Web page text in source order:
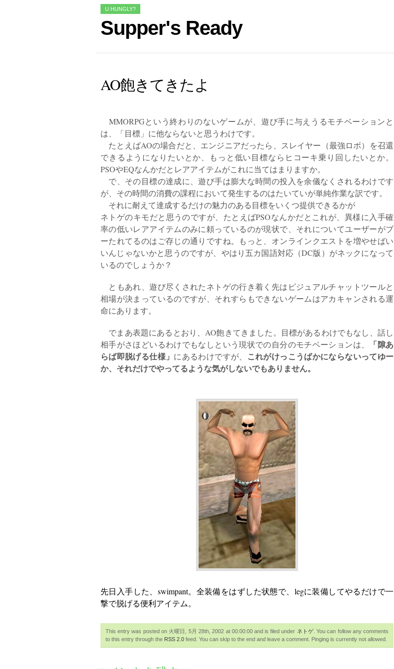
U HUNGLY?
Supper's Ready
AO飽きてきたよ
MMORPGという終わりのないゲームが、遊び手に与えうるモチベーションと
は、「目標」に他ならないと思うわけです。
たとえばAOの場合だと、エンジニアだったら、スレイヤー（最強ロボ）を召還
できるようになりたいとか、もっと低い目標ならヒコーキ乗り回したいとか。
PSOやEQなんかだとレアアイテムがこれに当てはまりますか。
で、その目標の達成に、遊び手は膨大な時間の投入を余儀なくされるわけです
が、その時間の消費の課程において発生するのはたいていが単純作業な訳です。
それに耐えて達成するだけの魅力のある目標をいくつ提供できるかが
ネトゲのキモだと思うのですが、たとえばPSOなんかだとこれが、異様に入手確
率の低いレアアイテムのみに頼っているのが現状で、それについてユーザーがブ
ーたれてるのはご存じの通りですね。もっと、オンラインクエストを増やせばい
いんじゃないかと思うのですが、やはり五カ国語対応（DC版）がネックになって
いるのでしょうか？
ともあれ、遊び尽くされたネトゲの行き着く先はビジュアルチャットツールと
相場が決まっているのですが、それすらもできないゲームはアカキャンされる運
命にあります。
でまあ表題にあるとおり、AO飽きてきました。目標があるわけでもなし、話し
相手がさほどいるわけでもなしという現状での自分のモチベーションは、
「隙あ
らば即脱げる仕様」 にあるわけですが、
これがけっこうばかにならないってゆー
か、それだけでやってるような気がしないでもありません。
先日入手した、swimpant。全装備をはずした状態で、legに装備してやるだけで一
撃で脱げる便利アイテム。
This entry was posted on 火曜日, 5月 28th, 2002 at 00:00:00 and is filed under ネトゲ. You can follow any comments
to this entry through the RSS 2.0 feed. You can skip to the end and leave a comment. Pinging is currently not allowed.